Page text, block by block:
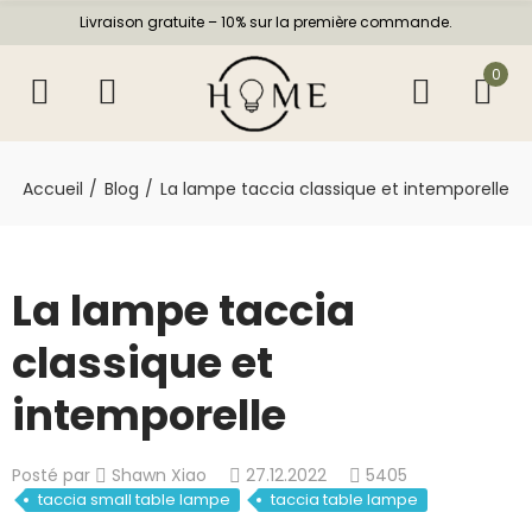
Livraison gratuite – 10% sur la première commande.
0
Accueil Blog La lampe taccia classique et intemporelle
La lampe taccia
classique et
intemporelle
Posté par Shawn Xiao 27.12.2022 5405
taccia small table lampe taccia table lampe